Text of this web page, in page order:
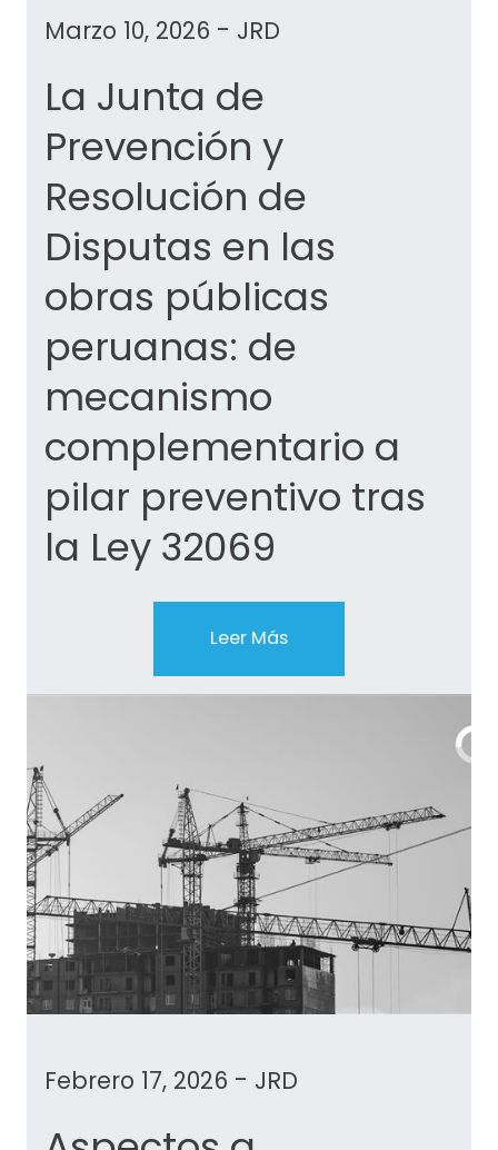
Marzo 10, 2026 - JRD
La Junta de
Prevención y
Resolución de
Disputas en las
obras públicas
peruanas: de
mecanismo
complementario a
pilar preventivo tras
la Ley 32069
Leer Más
Febrero 17, 2026 - JRD